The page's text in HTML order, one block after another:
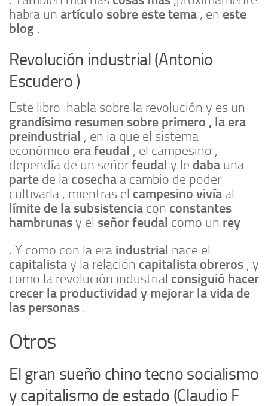
habra un artículo sobre este tema , en este
blog .
Revolución industrial (Antonio
Escudero )
Este libro habla sobre la revolución y es un
grandísimo resumen sobre primero , la era
preindustrial , en la que el sistema
económico era feudal , el campesino ,
dependía de un señorfeudal y le daba una
parte de la cosecha a cambio de poder
cultivarla , mientras el campesino vivía al
límite de la subsistencia con constantes
hambrunasy el señor feudal como un rey
. Y como con la era industrial nace el
capitalistay la relación capitalista obreros , y
como la revolución industrial consiguió hacer
crecer la productividad y mejorar la vida de
las personas .
Otros
El gran sueño chino tecno socialismo
y capitalismo de estado (Claudio F